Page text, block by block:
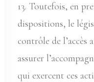
13. Toutefois, en
dispositions, le
contrôle de l’accès
assurer
qui exercent ces